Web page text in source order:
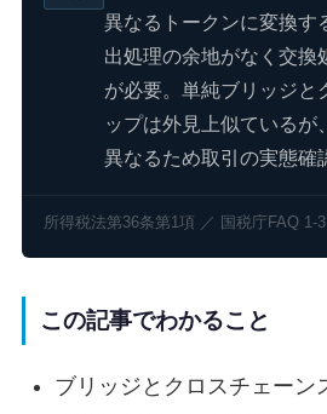
異なるトークンに変換す
出処理の余地がなく交換
が必要。単純ブリッジと
ップは外見上似ているが
異なるため取引の実態確
所得税法第36条第1項 ／ 国税庁FAQ 1-
この記事でわかること
ブリッジとクロスチェーン